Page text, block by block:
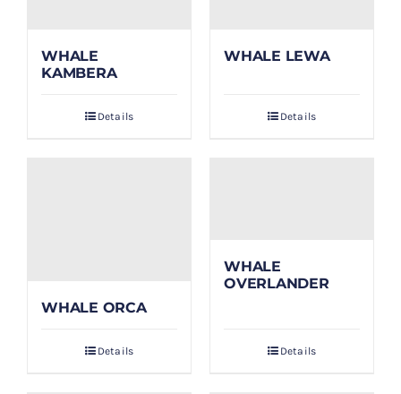
WHALE
KAMBERA
Details
WHALE LEWA
Details
WHALE ORCA
Details
WHALE
OVERLANDER
Details